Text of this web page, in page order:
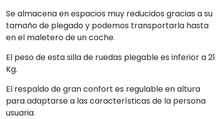
Se almacena en espacios muy reducidos gracias a su
tamaño de plegado y podemos transportarla hasta
en el maletero de un coche.
El peso de esta silla de ruedas plegable es inferior a 21
Kg.
El respaldo de gran confort es regulable en altura
para adaptarse a las características de la persona
usuaria.